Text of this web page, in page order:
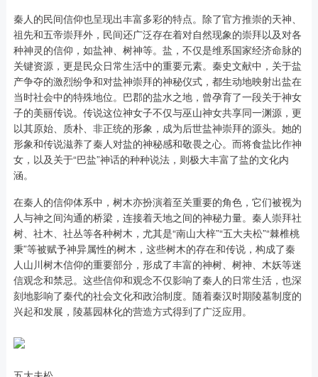
秦人的民间信仰也呈现出丰富多彩的特点。除了官方推崇的天神、
祖先和五帝崇拜外，民间还广泛存在着对自然现象的崇拜以及对各
种神灵的信仰，如盐神、树神等。盐，不仅是维系国家经济命脉的
关键资源，更是民众日常生活中的重要元素。秦史文献中，关于盐
产争夺的激烈纷争和对盐神崇拜的神秘仪式，都生动地映射出盐在
当时社会中的特殊地位。巴郡的盐水之地，曾孕育了一段关于神女
子的美丽传说。传说这位神女子不仅与巫山神女共享同一渊源，更
以其原始、质朴、非正统的形象，成为后世盐神崇拜的源头。她的
形象和传说滋养了秦人对盐的神秘感和敬畏之心。而将食盐比作神
女，以及关于“巴盐”神话的种种说法，则极大丰富了盐的文化内
涵。
在秦人的信仰体系中，树木亦扮演着至关重要的角色，它们被视为
人与神之间沟通的桥梁，连接着天地之间的神秘力量。秦人崇拜社
树、社木、社丛等各种树木，尤其是“南山大梓”“五大夫松”“棘椎桃
秉”等被赋予神异属性的树木，这些树木的存在和传说，构成了秦
人山川树木信仰的重要部分，形成了丰富的神树、树神、木妖等迷
信观念和禁忌。这些信仰和观念不仅影响了秦人的日常生活，也深
刻地影响了秦代的社会文化和政治制度。随着秦汉时期陵墓制度的
兴起和发展，陵墓园林化的营造方式得到了广泛应用。